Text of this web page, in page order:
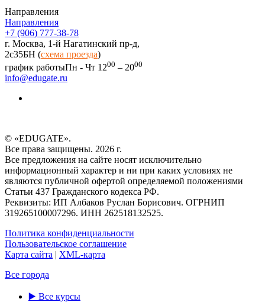
Направления
Направления
+7 (906) 777-38-78
г. Москва, 1-й Нагатинский пр-д,
2c35БН (схема проезда)
график работыПн - Чт 1200 – 2000
info@edugate.ru
© «EDUGATE».
Все права защищены. 2026 г.
Все предложения на сайте носят исключительно
информационный характер и ни при каких условиях не
являются публичной офертой определяемой положениями
Статьи 437 Гражданского кодекса РФ.
Реквизиты: ИП Албаков Руслан Борисович. ОГРНИП
319265100007296. ИНН 262518132525.
Политика конфиденциальности
Пользовательское соглашение
Карта сайта | XML-карта
Все города
▶️ Все курсы